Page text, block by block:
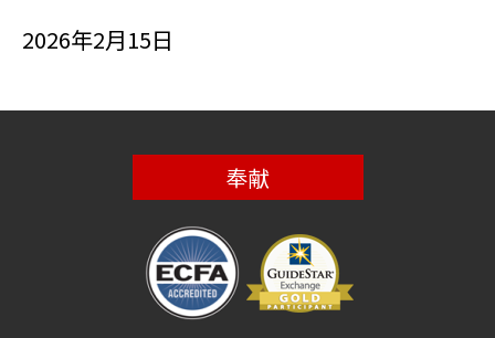
2026年2月15日
奉献